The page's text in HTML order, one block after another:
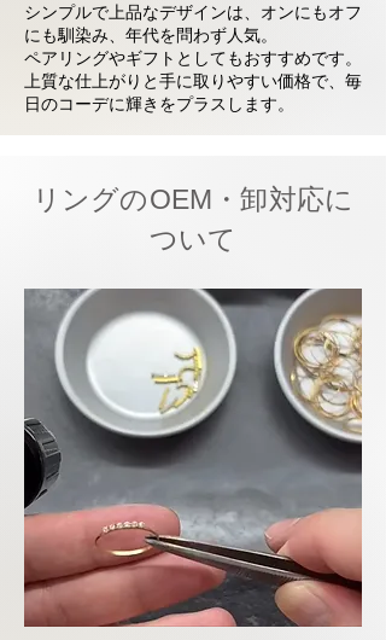
シンプルで上品なデザインは、オンにもオフ
にも馴染み、年代を問わず人気。
ペアリングやギフトとしてもおすすめです。
上質な仕上がりと手に取りやすい価格で、毎
日のコーデに輝きをプラスします。
リングのOEM・卸対応に
ついて